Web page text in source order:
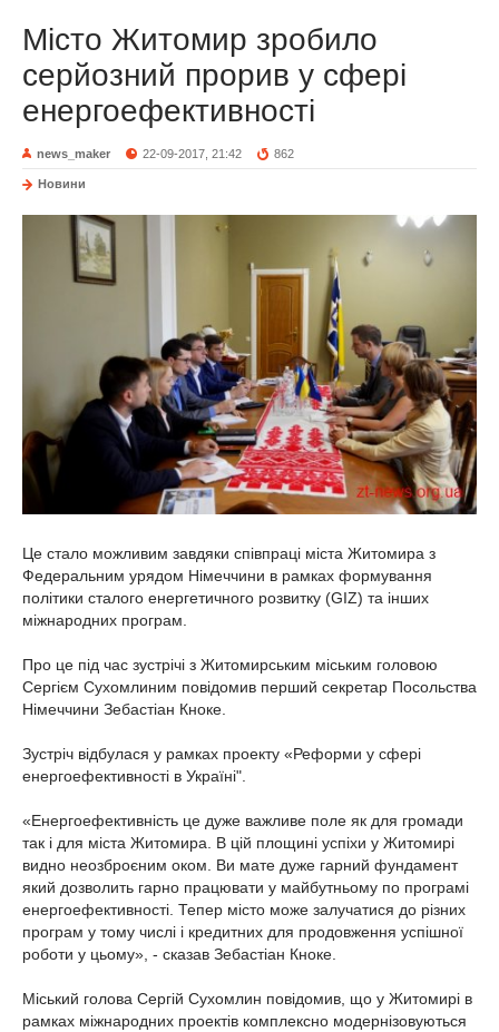
Місто Житомир зробило
серйозний прорив у сфері
енергоефективності
news_maker 22-09-2017, 21:42 862
Новини
Це стало можливим завдяки співпраці міста Житомира з
Федеральним урядом Німеччини в рамках формування
політики сталого енергетичного розвитку (GIZ) та інших
міжнародних програм.
Про це під час зустрічі з Житомирським міським головою
Сергієм Сухомлиним повідомив перший секретар Посольства
Німеччини Зебастіан Кноке.
Зустріч відбулася у рамках проекту «Реформи у сфері
енергоефективності в Україні".
«Енергоефективність це дуже важливе поле як для громади
так і для міста Житомира. В цій площині успіхи у Житомирі
видно неозброєним оком. Ви мате дуже гарний фундамент
який дозволить гарно працювати у майбутньому по програмі
енергоефективності. Тепер місто може залучатися до різних
програм у тому числі і кредитних для продовження успішної
роботи у цьому», - сказав Зебастіан Кноке.
Міський голова Сергій Сухомлин повідомив, що у Житомирі в
рамках міжнародних проектів комплексно модернізовуються